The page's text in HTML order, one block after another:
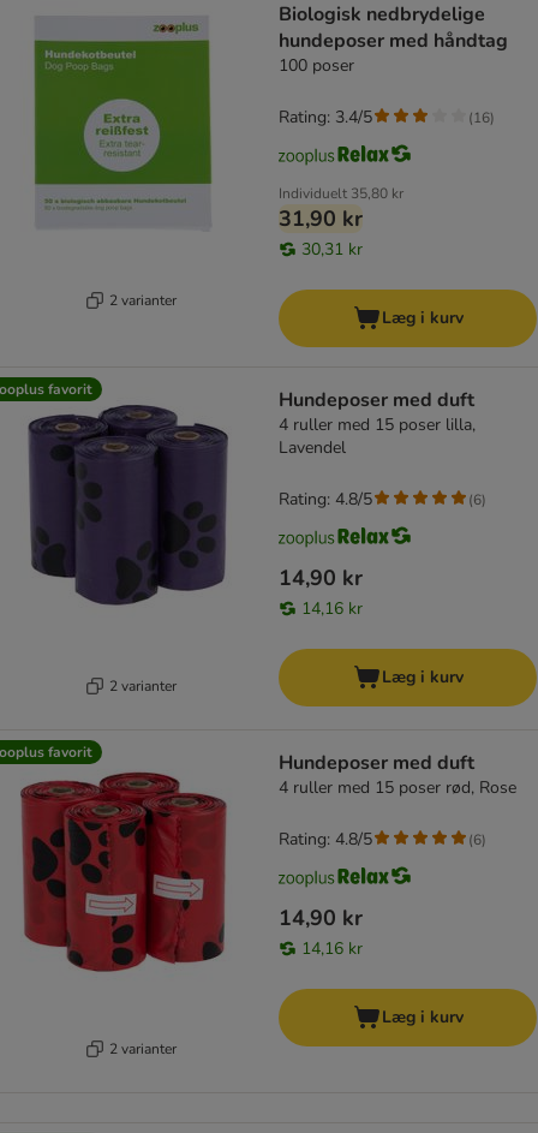
2 varianter
Biologisk nedbrydelige
hundeposer med håndtag
100 poser
Individuelt 35,80 kr
31,90 kr
30,31 kr
Rating: 3.4/5 (16)
Læg i kurv
favorit
2 varianter
Hundeposer med duft
4 ruller med 15 poser lilla,
Lavendel
14,90 kr
14,16 kr
Rating: 4.8/5 (6)
Læg i kurv
favorit
2 varianter
Hundeposer med duft
4 ruller med 15 poser rød, Rose
14,90 kr
14,16 kr
Rating: 4.8/5 (6)
Læg i kurv